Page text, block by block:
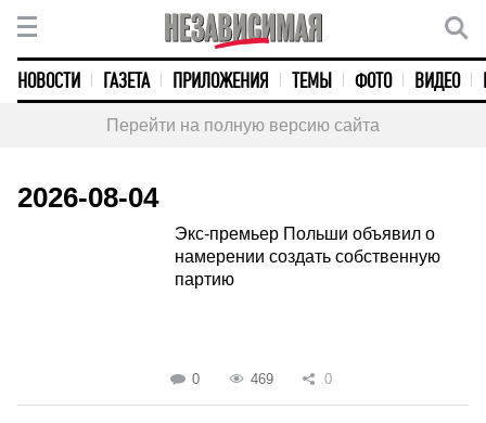
НОВОСТИ ГАЗЕТА ПРИЛОЖЕНИЯ ТЕМЫ ФОТО ВИДЕО
Перейти на полную версию сайта
2026-08-04
Экс-премьер Польши объявил о
намерении создать собственную
партию
0 469 0